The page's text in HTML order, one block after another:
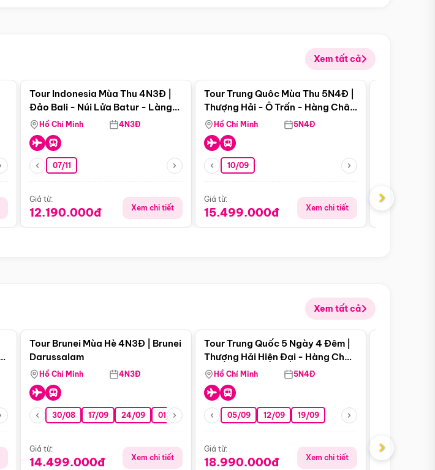
Xem tất cả
Tour Indonesia Mùa Thu 4N3Đ |
Đảo Bali - Núi Lửa Batur - Làng
Penglipuran
Hồ Chí Minh 4N3Đ
07/11
Giá từ:
12.190.000đ Xem chi tiết
Điểm nổi bật
Tour Trung Quôc Mùa Thu 5N4Đ |
Thượng Hải - Ô Trấn - Hàng Châu
(Tour Không Shopping)
Hồ Chí Minh 5N4Đ
10/09
Giá từ:
15.499.000đ Xem chi tiết
Giá từ:
›
Xem tất cả
Tour Brunei Mùa Hè 4N3Đ | Brunei
Darussalam
Hồ Chí Minh 4N3Đ
30/08 17/09 24/09 01/10 15/10 29/10
Giá từ:
14.499.000đ Xem chi tiết
Điểm nổi bật
Tour Trung Quốc 5 Ngày 4 Đêm |
Thượng Hải Hiện Đại - Hàng Châu
Nên Thơ - Ô Trấn Cổ Kính
Hồ Chí Minh 5N4Đ
05/09 12/09 19/09
Giá từ:
18.990.000đ Xem chi tiết
Giá từ:
›